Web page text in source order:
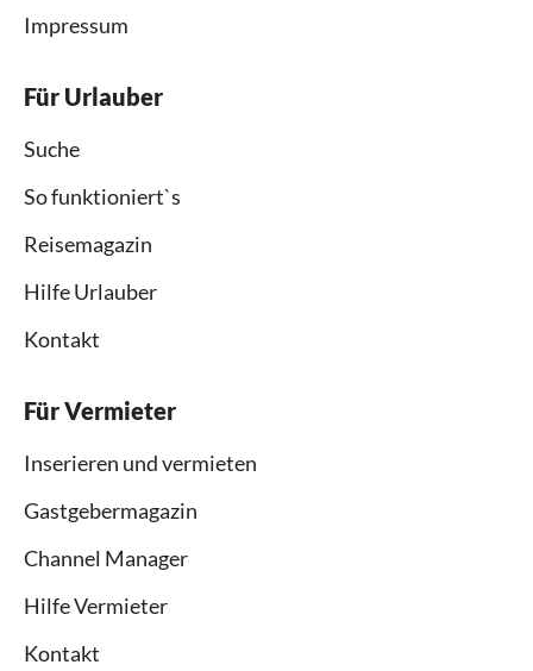
Impressum
Für Urlauber
Suche
So funktioniert`s
Reisemagazin
Hilfe Urlauber
Kontakt
Für Vermieter
Inserieren und vermieten
Gastgebermagazin
Channel Manager
Hilfe Vermieter
Kontakt